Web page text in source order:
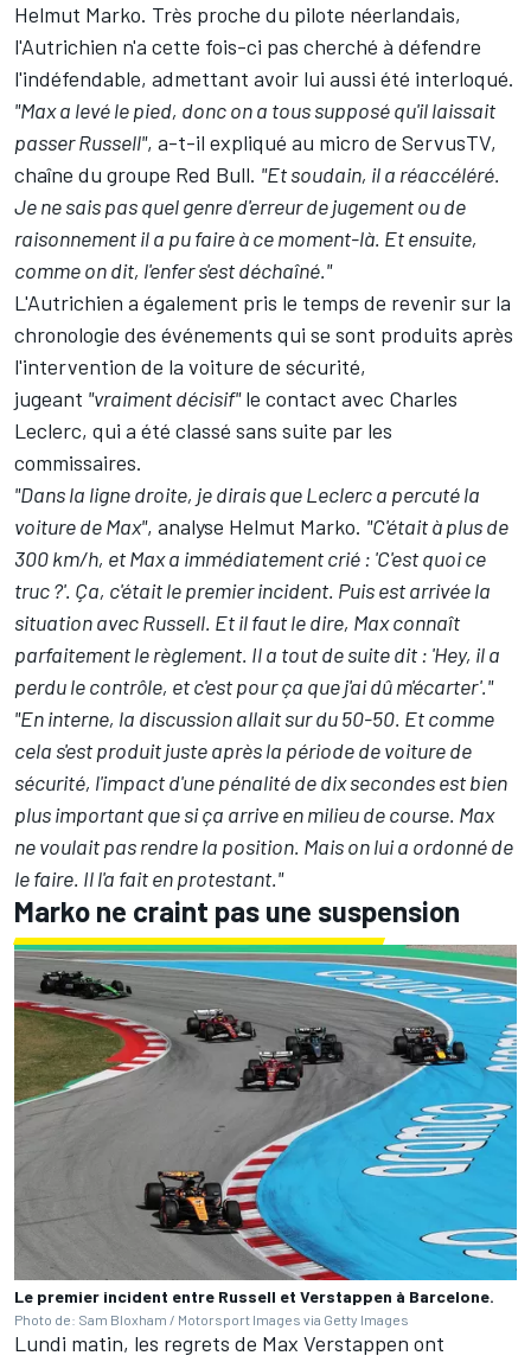
Helmut Marko. Très proche du pilote néerlandais,
l'Autrichien n'a cette fois-ci pas cherché à défendre
l'indéfendable, admettant avoir lui aussi été interloqué.
"Max a levé le pied, donc on a tous supposé qu'il laissait
passer Russell", a-t-il expliqué au micro de ServusTV,
chaîne du groupe Red Bull. "Et soudain, il a réaccéléré.
Je ne sais pas quel genre d'erreur de jugement ou de
raisonnement il a pu faire à ce moment-là. Et ensuite,
comme on dit, l'enfer s'est déchaîné."
L'Autrichien a également pris le temps de revenir sur la
chronologie des événements qui se sont produits après
l'intervention de la voiture de sécurité,
jugeant "vraiment décisif"le contact avec Charles
Leclerc, qui a été classé sans suite par les
commissaires.
"Dans la ligne droite, je dirais que Leclerc a percuté la
voiture de Max", analyse Helmut Marko. "C'était à plus de
300 km/h, et Max a immédiatement crié : 'C'est quoi ce
truc ?'. Ça, c'était le premier incident. Puis est arrivée la
situation avec Russell. Et il faut le dire, Max connaît
parfaitement le règlement. Il a tout de suite dit : 'Hey, il a
perdu le contrôle, et c'est pour ça que j'ai dû m'écarter'."
"En interne, la discussion allait sur du 50-50. Et comme
cela s'est produit juste après la période de voiture de
sécurité, l'impact d'une pénalité de dix secondes est bien
plus important que si ça arrive en milieu de course. Max
ne voulait pas rendre la position. Mais on lui a ordonné de
le faire. Il l'a fait en protestant."
Marko ne craint pas une suspension
Le premier incident entre Russell et Verstappen à Barcelone.
Photo de: Sam Bloxham / Motorsport Images via Getty Images
Lundi matin, les regrets de Max Verstappen ont